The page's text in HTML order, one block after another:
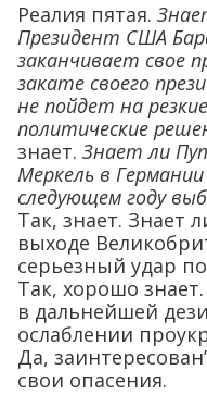
Реалия пятая.
Президент США
заканчивает свое
закате своего
не пойдет на
политические
знает. Знает ли
Меркель в
следующем году
Так, знает. Знает
выходе
серьезный удар
Так, хорошо
в дальнейшей
ослаблении
Да,
свои опасения.